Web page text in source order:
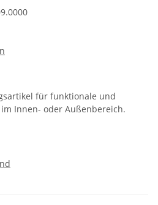
für funktionale und
Innen- oder Außenbereich.